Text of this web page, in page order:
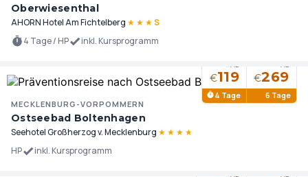
Oberwiesenthal
AHORN Hotel Am Fichtelberg ★ ★ ★S
4 Tage / HP
inkl. Kursprogramm
€119
4 Tage
€269
6 Tage
MECKLENBURG-VORPOMMERN
Ostseebad Boltenhagen
Seehotel Großherzog v. Mecklenburg ★ ★ ★ ★
HP
inkl. Kursprogramm